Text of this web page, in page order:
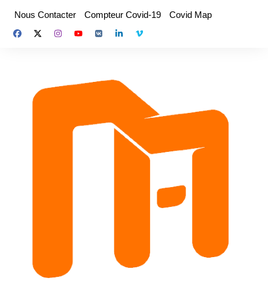
contenu
Nous Contacter Compteur Covid-19 Covid Map